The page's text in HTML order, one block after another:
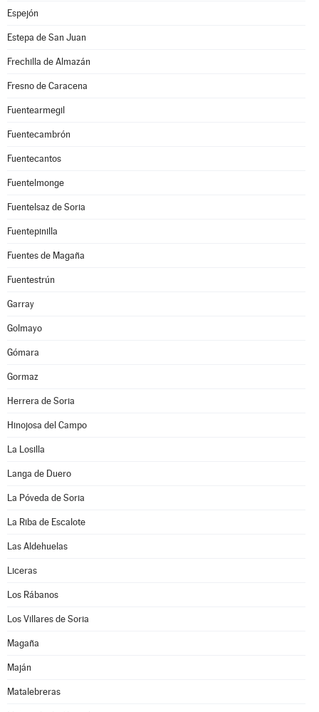
Espejón
Estepa de San Juan
Frechilla de Almazán
Fresno de Caracena
Fuentearmegil
Fuentecambrón
Fuentecantos
Fuentelmonge
Fuentelsaz de Soria
Fuentepinilla
Fuentes de Magaña
Fuentestrún
Garray
Golmayo
Gómara
Gormaz
Herrera de Soria
Hinojosa del Campo
La Losilla
Langa de Duero
La Póveda de Soria
La Riba de Escalote
Las Aldehuelas
Liceras
Los Rábanos
Los Villares de Soria
Magaña
Maján
Matalebreras